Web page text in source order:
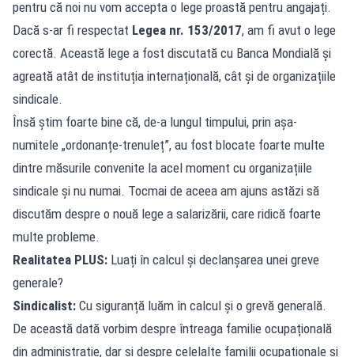
pentru că noi nu vom accepta o lege proastă pentru angajați.
Dacă s-ar fi respectat Legea nr. 153/2017, am fi avut o lege
corectă. Această lege a fost discutată cu Banca Mondială și
agreată atât de instituția internațională, cât și de organizațiile
sindicale.
Însă știm foarte bine că, de-a lungul timpului, prin așa-
numitele „ordonanțe-trenuleț”, au fost blocate foarte multe
dintre măsurile convenite la acel moment cu organizațiile
sindicale și nu numai. Tocmai de aceea am ajuns astăzi să
discutăm despre o nouă lege a salarizării, care ridică foarte
multe probleme.
Realitatea PLUS: Luați în calcul și declanșarea unei greve
generale?
Sindicalist: Cu siguranță luăm în calcul și o grevă generală.
De această dată vorbim despre întreaga familie ocupațională
din administrație, dar și despre celelalte familii ocupaționale și